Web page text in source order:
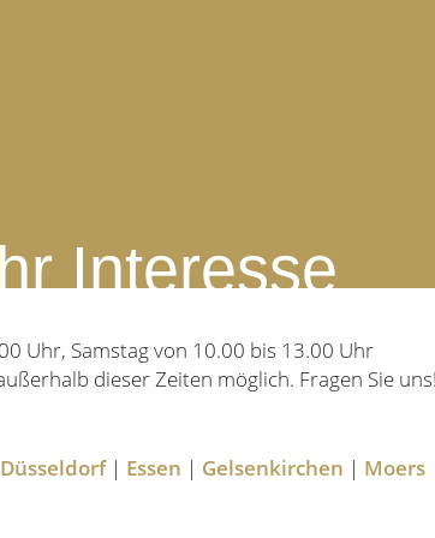
Interesse
Uhr, Samstag von 10.00 bis 13.00 Uhr
dieser Zeiten möglich. Fragen Sie
Düsseldorf| Essen | Gelsenkirchen | Moers